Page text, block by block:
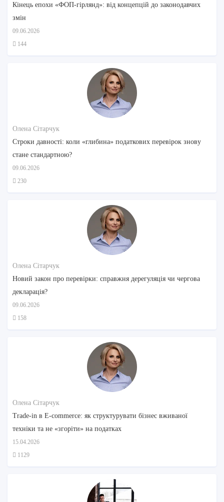
Кінець епохи «ФОП-гірлянд»: від концепцій до законодавчих
змін
09.06.2026
144
Олена Сітарчук
Строки давності: коли «глибина» податкових перевірок знову
стане стандартною?
09.06.2026
230
Олена Сітарчук
Новий закон про перевірки: справжня дерегуляція чи чергова
декларація?
09.06.2026
158
Олена Сітарчук
Trade-in в E-commerce: як структурувати бізнес вживаної
техніки та не «згоріти» на податках
15.04.2026
1129